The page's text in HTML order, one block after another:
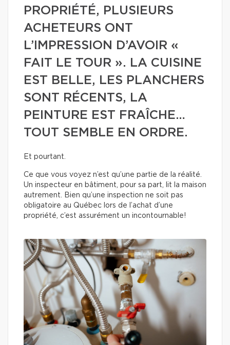
PROPRIÉTÉ, PLUSIEURS
ACHETEURS ONT
L’IMPRESSION D’AVOIR «
FAIT LE TOUR ». LA CUISINE
EST BELLE, LES PLANCHERS
SONT RÉCENTS, LA
PEINTURE EST FRAÎCHE…
TOUT SEMBLE EN ORDRE.
Et pourtant.
Ce que vous voyez n’est qu’une partie de la réalité.
Un inspecteur en bâtiment, pour sa part, lit la maison
autrement. Bien qu’une inspection ne soit pas
obligatoire au Québec lors de l’achat d’une
propriété, c’est assurément un incontournable!